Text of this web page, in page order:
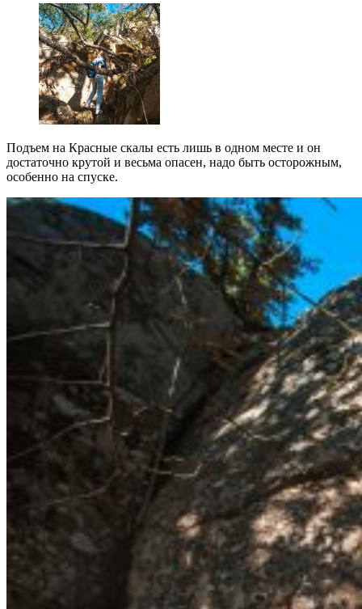
Подъем на Красные скалы есть лишь в одном месте и он
достаточно крутой и весьма опасен, надо быть осторожным,
особенно на спуске.